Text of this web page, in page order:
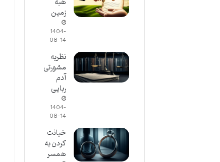
زمین
1404-
08-14
نظریه
مشورتی
آدم
ربایی
1404-
08-14
خیانت
کردن به
همسر